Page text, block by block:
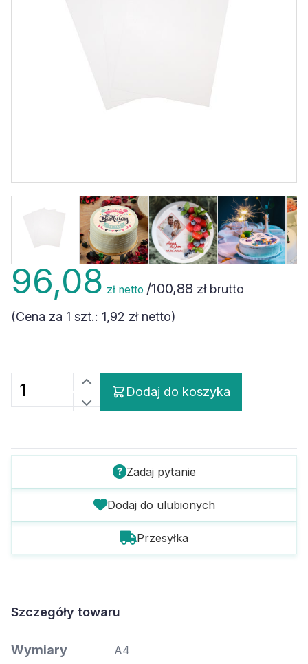
96,08 zł netto /100,88 zł brutto
(Cena za 1 szt.: 1,92 złnetto)
Dodaj do koszyka
Zadaj pytanie
Dodaj do ulubionych
Przesyłka
Szczegóły towaru
Wymiary A4